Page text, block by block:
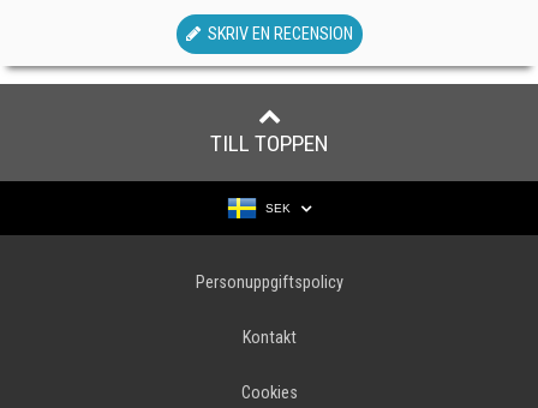
SKRIV EN RECENSION
TILL TOPPEN
SEK
Personuppgiftspolicy
Kontakt
Cookies